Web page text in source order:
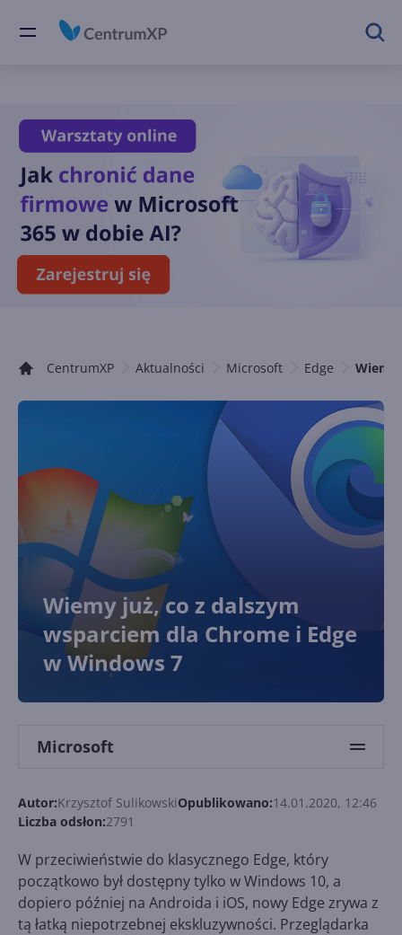
CentrumXP Aktualności Microsoft Edge Wiemy
Wiemy już, co z dalszym
wsparciem dla Chrome i Edge
w Windows 7
Microsoft
Autor:Krzysztof SulikowskiOpublikowano:14.01.2020, 12:46
Liczba odsłon:2791
W przeciwieństwie do klasycznego Edge, który
początkowo był dostępny tylko w Windows 10, a
dopiero później na Androida i iOS, nowy Edge zrywa z
tą łatką niepotrzebnej ekskluzywności. Przeglądarka